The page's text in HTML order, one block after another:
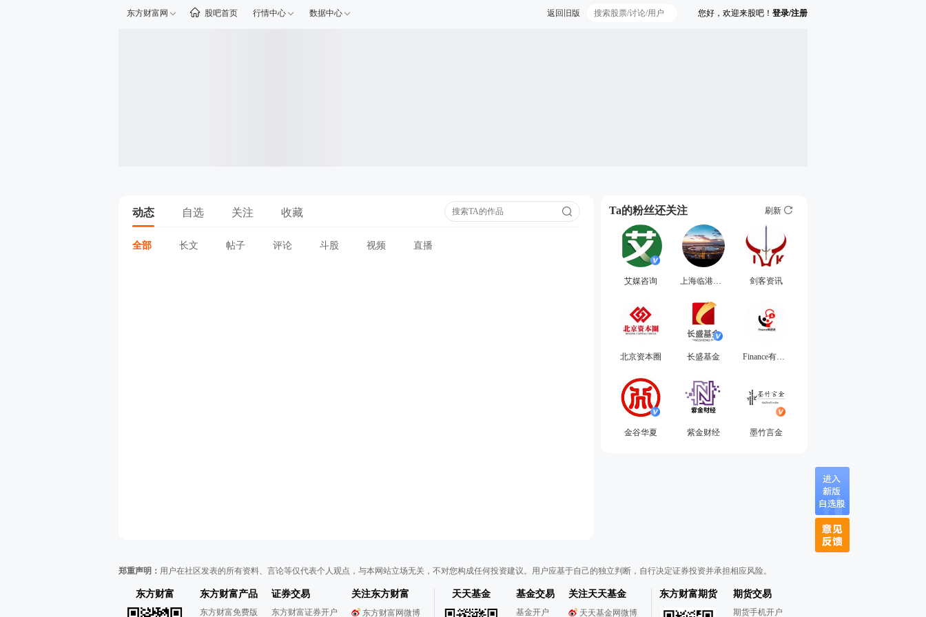
东方财富网 股吧首页 行情中心 数据中心 您好，欢迎来股吧！ 登录/注册
返回旧版
动态 自选 关注 收藏
全部 长文 帖子 评论 斗股 视频 直播
Ta的粉丝还关注 刷新
艾媒咨询 上海临港王振宇 剑客资讯
北京资本圈 长盛基金 Finance有话说
金谷华夏 紫金财经 墨竹言金
郑重声明： 用户在社区发表的所有资料、言论等仅代表个人观点，与本网站立场无关，不对您构成任何投资建议。用户应基于自己的独立判断，自行决定证券投资并承担相应风险。
东方财富 东方财富产品
东方财富免费版
证券交易
东方财富证券开户
关注东方财富
东方财富网微博
天天基金 基金交易
基金开户
关注天天基金
天天基金网微博
东方财富期货 期货交易
期货手机开户